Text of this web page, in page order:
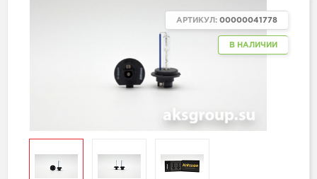
В НАЛИЧИИ
АРТИКУЛ: 00000041778